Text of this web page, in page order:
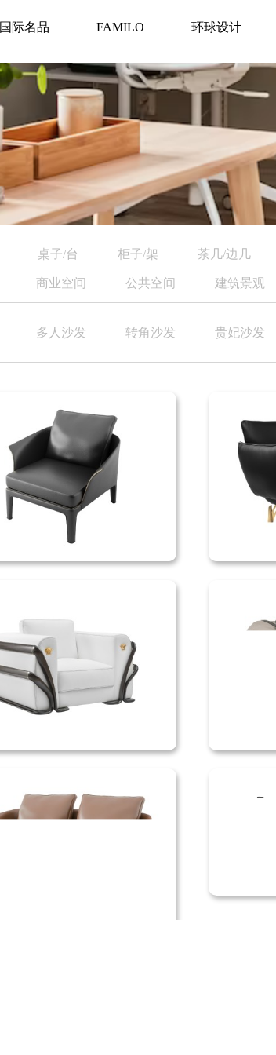
国际名品 FAMILO 环球设计
桌子/台 柜子/架 茶几/边几
商业空间 公共空间 建筑景观
多人沙发 转角沙发 贵妃沙发